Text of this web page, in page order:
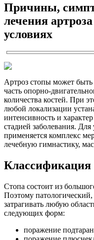
Причины,
лечения
условиях
Артроз стопы может
часть опорно-
количества костей. При
любой локализации
интенсивность и
стадией заболевания.
применяется комплекс
лечебную гимнастику,
Стопа состоит из
Поэтому
затрагивать любую
следующих форм:
поражение